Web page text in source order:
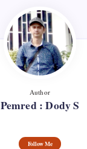
Author
Pemred : Dody S
Follow Me